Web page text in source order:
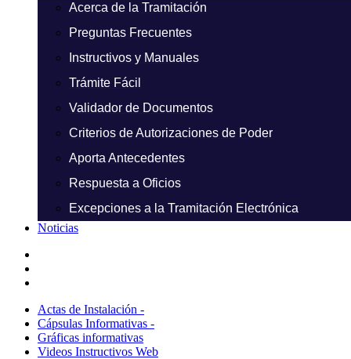
Acerca de la Tramitación
Preguntas Frecuentes
Instructivos y Manuales
Trámite Fácil
Validador de Documentos
Criterios de Autorizaciones de Poder
Aporta Antecedentes
Respuesta a Oficios
Excepciones a la Tramitación Electrónica
Noticias
Actas de Instalación -
Cápsulas Informativas -
Gráficas informativas
Videos Instructivos Web